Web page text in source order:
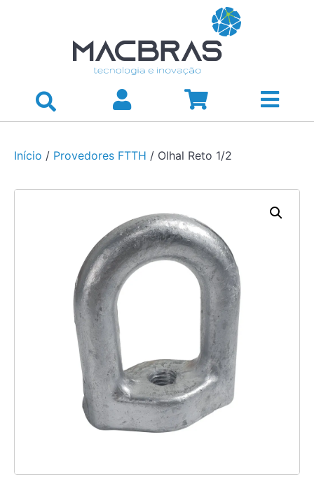
Início / Provedores FTTH / Olhal Reto 1/2